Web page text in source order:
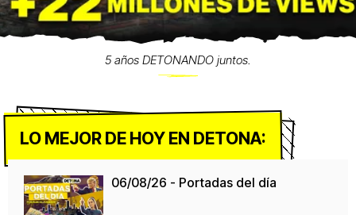
5 años DETONANDO juntos.
LO MEJOR DE HOY EN DETONA:
06/08/26 - Portadas del día